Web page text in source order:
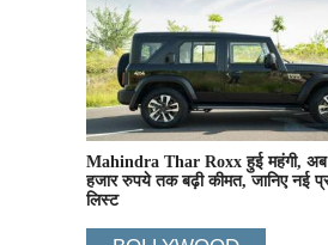
Mahindra Thar Roxx हुई महंगी,
हजार रुपये तक बढ़ी कीमत, जानिए नई
लिस्ट